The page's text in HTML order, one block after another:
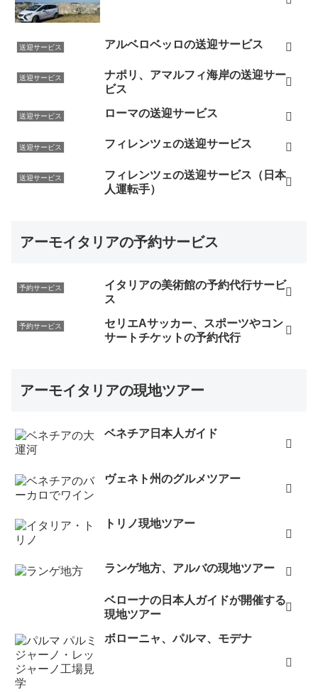
送迎サービス アルベロベッロの送迎サービス
送迎サービス
ナポリ、アマルフィ海岸の送迎サー
ビス
送迎サービス ローマの送迎サービス
送迎サービス フィレンツェの送迎サービス
送迎サービス
フィレンツェの送迎サービス（日本
人運転手）
アーモイタリアの予約サービス
予約サービス
イタリアの美術館の予約代行サービ
ス
予約サービス
セリエAサッカー、スポーツやコン
サートチケットの予約代行
アーモイタリアの現地ツアー
ベネチア日本人ガイド
ヴェネト州のグルメツアー
トリノ現地ツアー
ランゲ地方、アルバの現地ツアー
ベローナの日本人ガイドが開催する
現地ツアー
ボローニャ、パルマ、モデナ